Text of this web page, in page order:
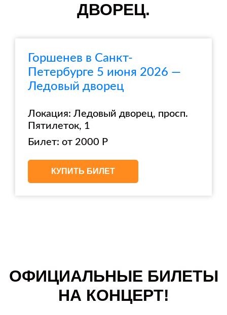
ДВОРЕЦ.
Горшенев в Санкт-
Петербурге 5 июня 2026 —
Ледовый дворец
Локация: Ледовый дворец, просп.
Пятилеток, 1
Билет: от 2000 Р
КУПИТЬ БИЛЕТ
ОФИЦИАЛЬНЫЕ БИЛЕТЫ
НА КОНЦЕРТ!